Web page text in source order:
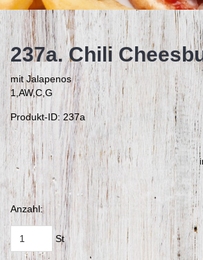
237a. Chili
mit Jalapenos
1,AW,C,G
Produkt-ID: 237a
Anzahl:
St